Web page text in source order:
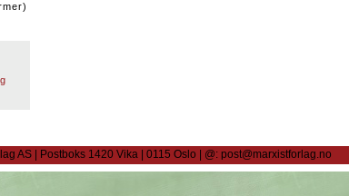
AS | Postboks 1420 Vika | 0115 Oslo | @: post@marxistforlag.no